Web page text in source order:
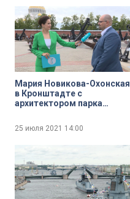
Мария Новикова-Охонская
в Кронштадте с
архитектором парка
25 июля 2021 14:00